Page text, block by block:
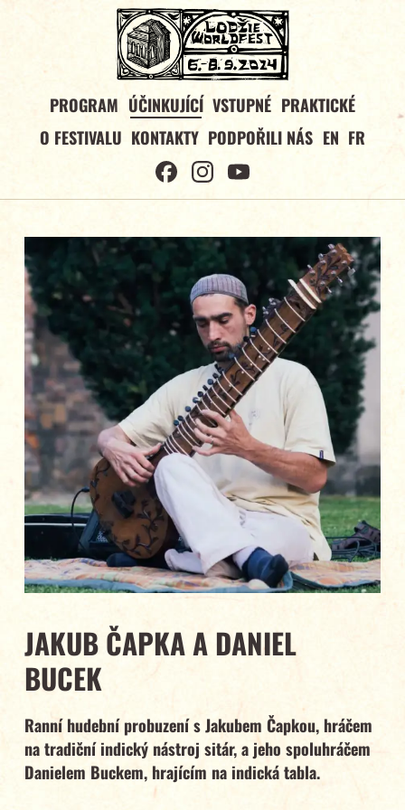
PROGRAM ÚČINKUJÍCÍ VSTUPNÉ PRAKTICKÉ
O FESTIVALU KONTAKTY PODPOŘILI NÁS EN FR
JAKUB ČAPKA A DANIEL
BUCEK
Ranní hudební probuzení s Jakubem Čapkou, hráčem
na tradiční indický nástroj sitár, a jeho spoluhráčem
Danielem Buckem, hrajícím na indická tabla.